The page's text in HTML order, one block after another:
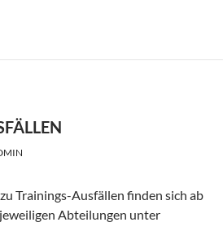
Trainings-Ausfällen finden sich ab
Abteilungen unter